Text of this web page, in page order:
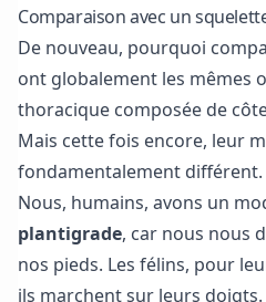
Comparaison avec un
De nouveau, pourquoi
ont globalement les mêmes
thoracique composée de
Mais cette fois encore, leur
fondamentalement différent.
Nous, humains, avons un
plantigrade, car nous nous
nos pieds. Les félins, pour
ils marchent sur leurs doigts.